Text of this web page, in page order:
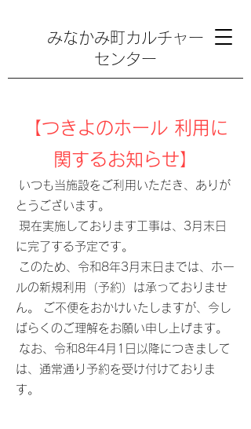
みなかみ町カルチャー
センター
【つきよのホール 利用に
関するお知らせ】
いつも当施設をご利用いただき、ありが
とうございます。
現在実施しております工事は、3月末日
に完了する予定です。
このため、令和8年3月末日までは、ホー
ルの新規利用（予約）は承っておりませ
ん。 ご不便をおかけいたしますが、今し
ばらくのご理解をお願い申し上げます。
なお、令和8年4月1日以降につきまして
は、通常通り予約を受け付けておりま
す。